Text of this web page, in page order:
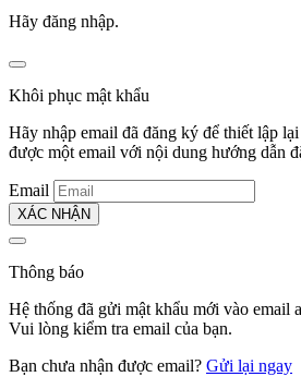
Hãy đăng nhập.
Khôi phục mật khẩu
Hãy nhập email đã đăng ký để thiết lập
được một email với nội dung hướng dẫn
Email
XÁC NHẬN
Thông báo
Hệ thống đã gửi mật khẩu mới vào email
Vui lòng kiểm tra email của bạn.
Bạn chưa nhận được email? Gửi lại ngay